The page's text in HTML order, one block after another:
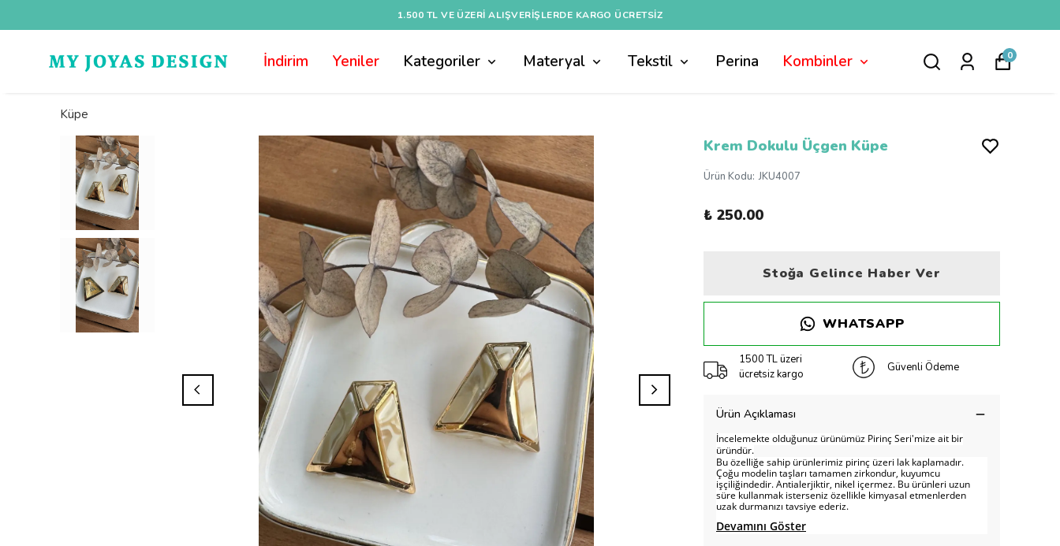
1.500 TL VE ÜZERI ALIŞVERIŞLERDE KARGO ÜCRETSİZ
İndirim Yeniler Kategoriler Materyal Tekstil Perina Kombinler 0
Küpe
Krem Dokulu Üçgen Küpe
Ürün Kodu: JKU4007
₺ 250.00
Stoğa Gelince Haber Ver
WHATSAPP
1500 TL üzeri
ücretsiz kargo
Güvenli Ödeme
Ürün Açıklaması
İncelemekte olduğunuz ürünümüz Pirinç Seri'mize ait bir
üründür.
Bu özelliğe sahip ürünlerimiz pirinç üzeri lak kaplamadır.
Çoğu modelin taşları tamamen zirkondur, kuyumcu
işçiliğindedir. Antialerjiktir, nikel içermez. Bu ürünleri uzun
süre kullanmak isterseniz özellikle kimyasal etmenlerden
uzak durmanızı tavsiye ederiz.
Devamını Göster